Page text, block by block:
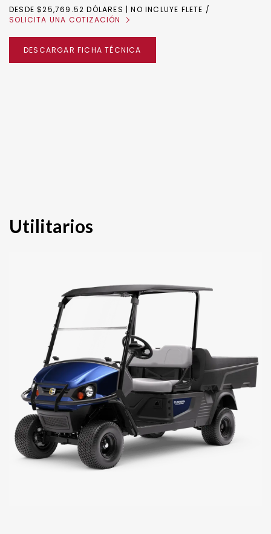
DESDE $25,769.52 DÓLARES | NO INCLUYE FLETE
SOLICITA UNA COTIZACIÓN
DESCARGAR FICHA TÉCNICA
Utilitarios